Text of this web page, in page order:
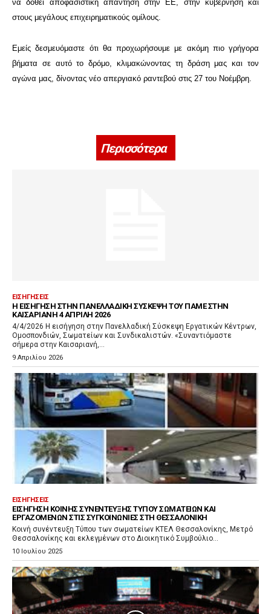
να δοθεί αποφασιστική απάντηση στην ΕΕ, στην κυβέρνηση και
στους μεγάλους επιχειρηματικούς ομίλους.
Εμείς δεσμευόμαστε ότι θα προχωρήσουμε με ακόμη πιο γρήγορα
βήματα σε αυτό το δρόμο, κλιμακώνοντας τη δράση μας και τον
αγώνα μας, δίνοντας νέο απεργιακό ραντεβού στις 27 του Νοέμβρη.
Περισσότερα
ΕΙΣΗΓΉΣΕΙΣ
Η ΕΙΣΉΓΗΣΗ ΣΤΗΝ ΠΑΝΕΛΛΑΔΙΚΉ ΣΎΣΚΕΨΗ ΤΟΥ ΠΑΜΕ ΣΤΗΝ
ΚΑΙΣΑΡΙΑΝΉ 4 ΑΠΡΊΛΗ 2026
4/4/2026 Η εισήγηση στην Πανελλαδική Σύσκεψη Εργατικών Κέντρων,
Ομοσπονδιών, Σωματείων και Συνδικαλιστών. «Συναντιόμαστε
σήμερα στην Καισαριανή,...
9 Απριλίου 2026
ΕΙΣΗΓΉΣΕΙΣ
ΕΙΣΉΓΗΣΗ ΚΟΙΝΉΣ ΣΥΝΈΝΤΕΥΞΗΣ ΤΎΠΟΥ ΣΩΜΑΤΕΊΩΝ ΚΑΙ
ΕΡΓΑΖΟΜΈΝΩΝ ΣΤΙΣ ΣΥΓΚΟΙΝΩΝΊΕΣ ΣΤΗ ΘΕΣΣΑΛΟΝΊΚΗ
Κοινή συνέντευξη Τύπου των σωματείων ΚΤΕΛ Θεσσαλονίκης, Μετρό
Θεσσαλονίκης και εκλεγμένων στο Διοικητικό Συμβούλιο...
10 Ιουλίου 2025